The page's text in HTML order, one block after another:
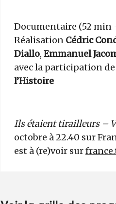
Documentaire (52 min
Réalisation Cédric
Diallo, Emmanuel
avec la participation de
l’Histoire
Ils étaient tirailleurs –
octobre à 22.40 sur
est à (re)voir sur